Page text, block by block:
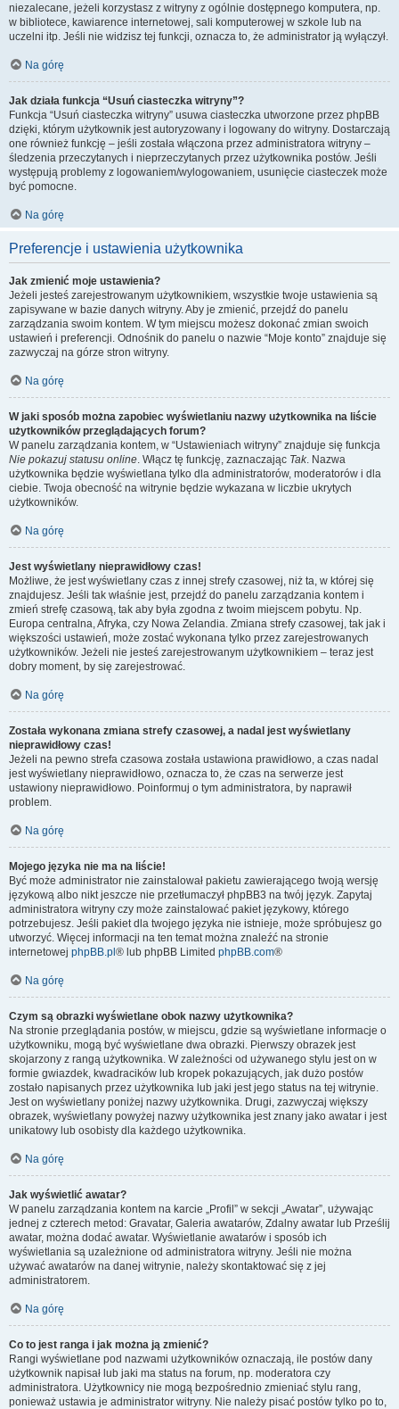
niezalecane, jeżeli korzystasz z witryny z ogólnie dostępnego komputera, np.
w bibliotece, kawiarence internetowej, sali komputerowej w szkole lub na
uczelni itp. Jeśli nie widzisz tej funkcji, oznacza to, że administrator ją wyłączył.
Na górę
Jak działa funkcja “Usuń ciasteczka witryny”?
Funkcja “Usuń ciasteczka witryny” usuwa ciasteczka utworzone przez phpBB
dzięki, którym użytkownik jest autoryzowany i logowany do witryny. Dostarczają
one również funkcję – jeśli została włączona przez administratora witryny –
śledzenia przeczytanych i nieprzeczytanych przez użytkownika postów. Jeśli
występują problemy z logowaniem/wylogowaniem, usunięcie ciasteczek może
być pomocne.
Na górę
Preferencje i ustawienia użytkownika
Jak zmienić moje ustawienia?
Jeżeli jesteś zarejestrowanym użytkownikiem, wszystkie twoje ustawienia są
zapisywane w bazie danych witryny. Aby je zmienić, przejdź do panelu
zarządzania swoim kontem. W tym miejscu możesz dokonać zmian swoich
ustawień i preferencji. Odnośnik do panelu o nazwie “Moje konto” znajduje się
zazwyczaj na górze stron witryny.
Na górę
W jaki sposób można zapobiec wyświetlaniu nazwy użytkownika na liście
użytkowników przeglądających forum?
W panelu zarządzania kontem, w “Ustawieniach witryny” znajduje się funkcja
Nie pokazuj statusu online. Włącz tę funkcję, zaznaczając Tak. Nazwa
użytkownika będzie wyświetlana tylko dla administratorów, moderatorów i dla
ciebie. Twoja obecność na witrynie będzie wykazana w liczbie ukrytych
użytkowników.
Na górę
Jest wyświetlany nieprawidłowy czas!
Możliwe, że jest wyświetlany czas z innej strefy czasowej, niż ta, w której się
znajdujesz. Jeśli tak właśnie jest, przejdź do panelu zarządzania kontem i
zmień strefę czasową, tak aby była zgodna z twoim miejscem pobytu. Np.
Europa centralna, Afryka, czy Nowa Zelandia. Zmiana strefy czasowej, tak jak i
większości ustawień, może zostać wykonana tylko przez zarejestrowanych
użytkowników. Jeżeli nie jesteś zarejestrowanym użytkownikiem – teraz jest
dobry moment, by się zarejestrować.
Na górę
Została wykonana zmiana strefy czasowej, a nadal jest wyświetlany
nieprawidłowy czas!
Jeżeli na pewno strefa czasowa została ustawiona prawidłowo, a czas nadal
jest wyświetlany nieprawidłowo, oznacza to, że czas na serwerze jest
ustawiony nieprawidłowo. Poinformuj o tym administratora, by naprawił
problem.
Na górę
Mojego języka nie ma na liście!
Być może administrator nie zainstalował pakietu zawierającego twoją wersję
językową albo nikt jeszcze nie przetłumaczył phpBB3 na twój język. Zapytaj
administratora witryny czy może zainstalować pakiet językowy, którego
potrzebujesz. Jeśli pakiet dla twojego języka nie istnieje, może spróbujesz go
utworzyć. Więcej informacji na ten temat można znaleźć na stronie
internetowej phpBB.pl ® lub phpBB Limited phpBB.com®
Na górę
Czym są obrazki wyświetlane obok nazwy użytkownika?
Na stronie przeglądania postów, w miejscu, gdzie są wyświetlane informacje o
użytkowniku, mogą być wyświetlane dwa obrazki. Pierwszy obrazek jest
skojarzony z rangą użytkownika. W zależności od używanego stylu jest on w
formie gwiazdek, kwadracików lub kropek pokazujących, jak dużo postów
zostało napisanych przez użytkownika lub jaki jest jego status na tej witrynie.
Jest on wyświetlany poniżej nazwy użytkownika. Drugi, zazwyczaj większy
obrazek, wyświetlany powyżej nazwy użytkownika jest znany jako awatar i jest
unikatowy lub osobisty dla każdego użytkownika.
Na górę
Jak wyświetlić awatar?
W panelu zarządzania kontem na karcie „Profil” w sekcji „Awatar”, używając
jednej z czterech metod: Gravatar, Galeria awatarów, Zdalny awatar lub Prześlij
awatar, można dodać awatar. Wyświetlanie awatarów i sposób ich
wyświetlania są uzależnione od administratora witryny. Jeśli nie można
używać awatarów na danej witrynie, należy skontaktować się z jej
administratorem.
Na górę
Co to jest ranga i jak można ją zmienić?
Rangi wyświetlane pod nazwami użytkowników oznaczają, ile postów dany
użytkownik napisał lub jaki ma status na forum, np. moderatora czy
administratora. Użytkownicy nie mogą bezpośrednio zmieniać stylu rang,
ponieważ ustawia je administrator witryny. Nie należy pisać postów tylko po to,